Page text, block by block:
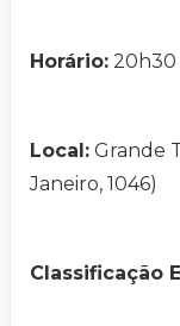
Horário: 20h30
Local: Grande
Janeiro, 1046)
Classificação